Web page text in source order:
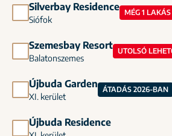
Silverbay Residence
Siófok
MÉG 1 LAKÁS
Szemesbay Resort
Balatonszemes
UTOLSÓ
Újbuda Garden
XI. kerület
ÁTADÁS 2026-BAN
Újbuda Residence